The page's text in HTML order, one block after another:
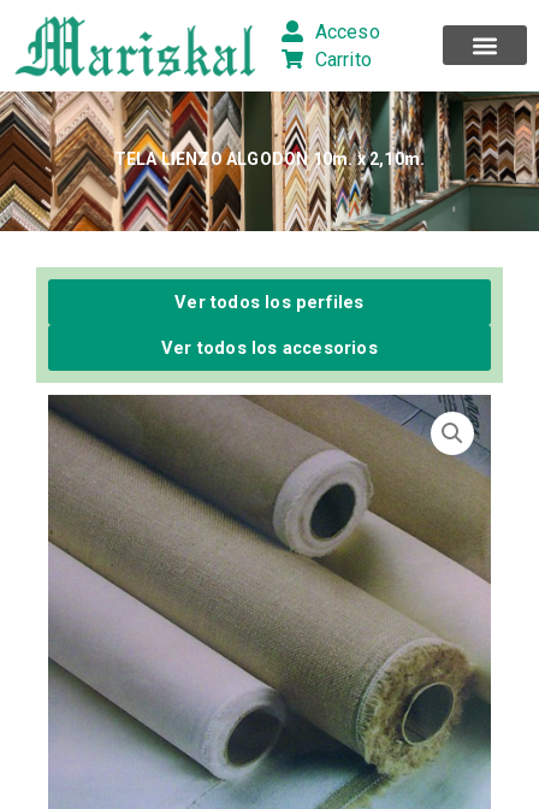
contenido
Acceso
Carrito
TELA LIENZO ALGODON 10m. x 2,10m.
Ver todos los perfiles
Ver todos los accesorios